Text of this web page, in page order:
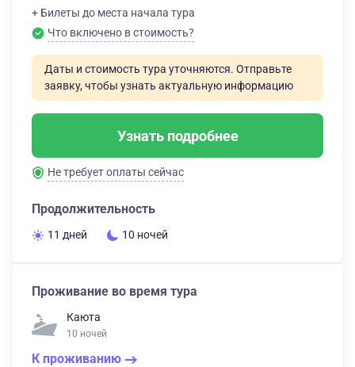
+ Билеты до места начала тура
Что включено в стоимость?
Даты и стоимость тура уточняются. Отправьте
заявку, чтобы узнать актуальную информацию
Узнать подробнее
Не требует оплаты сейчас
Продолжительность
11 дней 10 ночей
Проживание во время тура
Каюта
10 ночей
К проживанию